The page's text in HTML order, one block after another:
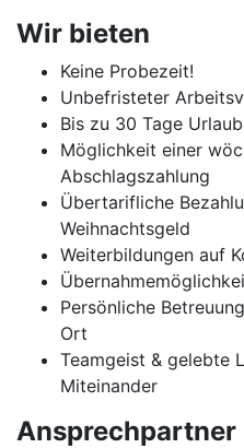
Wir bieten
Keine Probezeit!
Unbefristeter
Bis zu 30 Tage
Möglichkeit einer
Abschlagszahlung
Übertarifliche
Weihnachtsgeld
Weiterbildungen auf
Persönliche
Ort
Teamgeist & gelebte
Miteinander
Ansprechpartner